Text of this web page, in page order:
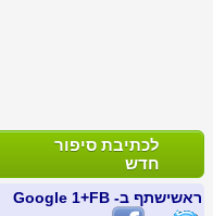
לכתיבת סיפור
חדש
ראשישתף ב- FB +1 Google